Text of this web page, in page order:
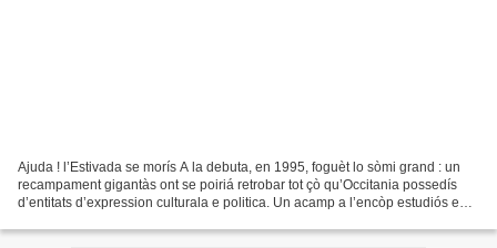
Ajuda ! l’Estivada se morís A la debuta, en 1995, foguèt lo sòmi grand : un
recampament gigantàs ont se poiriá retrobar tot çò qu’Occitania possedís
d’entitats d’expression culturala e politica. Un acamp a l’encòp estudiós e